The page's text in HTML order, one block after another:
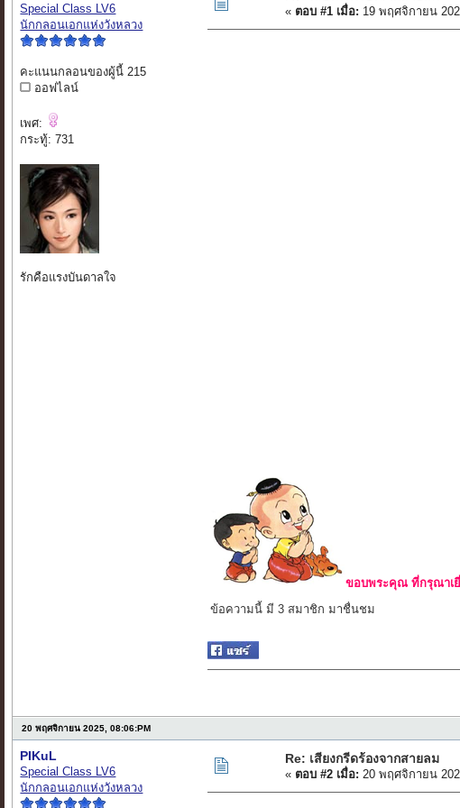
Special Class LV6
นักกลอนเอกแห่งวังหลวง
คะแนนกลอนของผู้นี้ 215
ออฟไลน์
เพศ:
กระทู้: 731
รักคือแรงบันดาลใจ
« ตอบ #1 เมื่อ: 19 พฤศจิกายน
ขอบพระคุณ ที่กรุณาเ
ข้อความนี้ มี 3 สมาชิก มาชื่นชม
20 พฤศจิกายน 2025, 08:06:PM
PIKuL
Special Class LV6
นักกลอนเอกแห่งวังหลวง
Re: เสียงกรีดร้องจากสายลม
« ตอบ #2 เมื่อ: 20 พฤศจิกายน